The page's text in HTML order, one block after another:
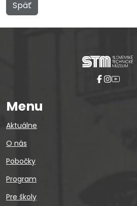
Späť
Menu
Aktuálne
O nás
Pobočky
Program
Pre školy